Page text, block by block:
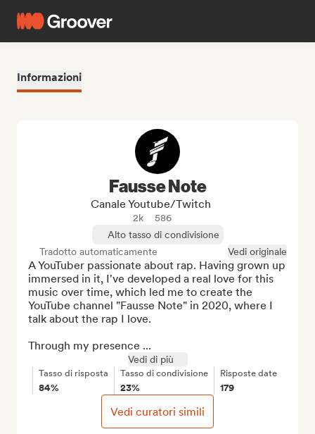
Informazioni
Fausse Note
Canale Youtube/Twitch
2k
586
Alto tasso di condivisione
Tradotto automaticamente
Vedi originale
A YouTuber passionate about rap. Having grown up
immersed in it, I've developed a real love for this
music over time, which led me to create the
YouTube channel "Fausse Note" in 2020, where I
talk about the rap I love.
Through my presence ...
Vedi di più
Tasso di risposta
84%
Tasso di condivisione
23%
Risposte date
179
Vedi curatori simili